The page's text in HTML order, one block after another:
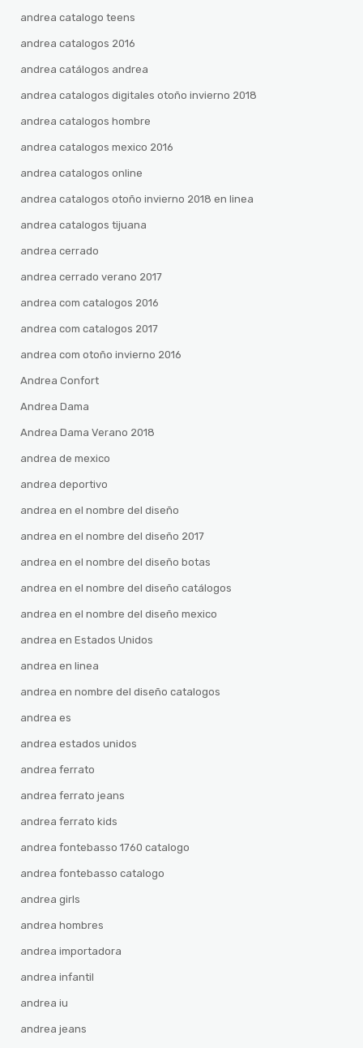
andrea catalogo teens
andrea catalogos 2016
andrea catálogos andrea
andrea catalogos digitales otoño invierno 2018
andrea catalogos hombre
andrea catalogos mexico 2016
andrea catalogos online
andrea catalogos otoño invierno 2018 en linea
andrea catalogos tijuana
andrea cerrado
andrea cerrado verano 2017
andrea com catalogos 2016
andrea com catalogos 2017
andrea com otoño invierno 2016
Andrea Confort
Andrea Dama
Andrea Dama Verano 2018
andrea de mexico
andrea deportivo
andrea en el nombre del diseño
andrea en el nombre del diseño 2017
andrea en el nombre del diseño botas
andrea en el nombre del diseño catálogos
andrea en el nombre del diseño mexico
andrea en Estados Unidos
andrea en linea
andrea en nombre del diseño catalogos
andrea es
andrea estados unidos
andrea ferrato
andrea ferrato jeans
andrea ferrato kids
andrea fontebasso 1760 catalogo
andrea fontebasso catalogo
andrea girls
andrea hombres
andrea importadora
andrea infantil
andrea iu
andrea jeans